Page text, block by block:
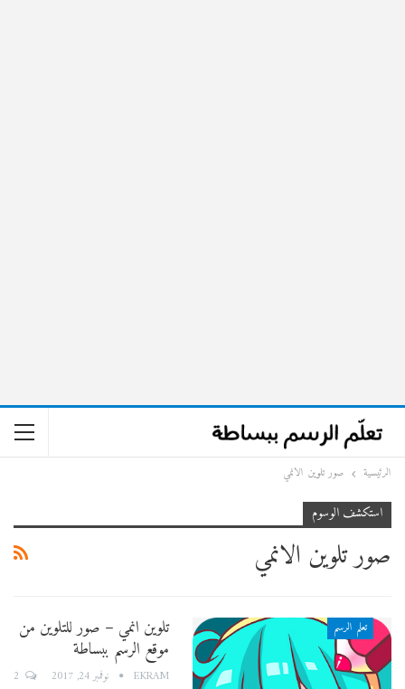
الرئيسية صور تلوين الانمي
استكشف الوسوم
صور تلوين الانمي
تعلم الرسم تلوين انمي – صور للتلوين من
موقع الرسم ببساطة
EKRAM نوفمبر 24, 2017